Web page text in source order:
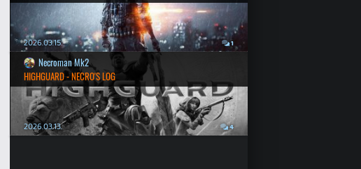
2026.03.15. 1
Necroman Mk2
HIGHGUARD - NECRO'S LOG
2026.03.13. 4